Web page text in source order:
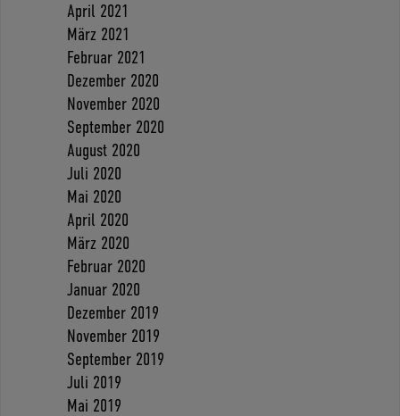
April 2021
März 2021
Februar 2021
Dezember 2020
November 2020
September 2020
August 2020
Juli 2020
Mai 2020
April 2020
März 2020
Februar 2020
Januar 2020
Dezember 2019
November 2019
September 2019
Juli 2019
Mai 2019